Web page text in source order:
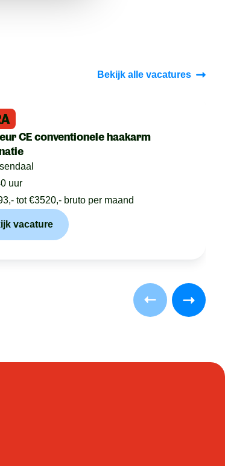
Bekijk alle vacatures
CE conventionele haakarm
uur
tot €3520,- bruto per maand
vacature